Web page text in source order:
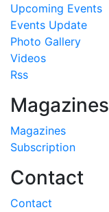
Upcoming Events
Events Update
Photo Gallery
Videos
Rss
Magazines
Magazines
Subscription
Contact
Contact